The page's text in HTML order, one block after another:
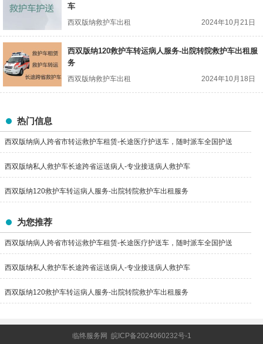
车
西双版纳救护车出租 2024年10月21日
西双版纳120救护车转运病人服务-出院转院救护车出租服
务
西双版纳救护车出租 2024年10月18日
热门信息
西双版纳病人跨省市转运救护车租赁-长途医疗护送车，随时派车全国护送
西双版纳私人救护车长途跨省运送病人-专业接送病人救护车
西双版纳120救护车转运病人服务-出院转院救护车出租服务
为您推荐
西双版纳病人跨省市转运救护车租赁-长途医疗护送车，随时派车全国护送
西双版纳私人救护车长途跨省运送病人-专业接送病人救护车
西双版纳120救护车转运病人服务-出院转院救护车出租服务
临终服务网 皖ICP备2024060232号-1